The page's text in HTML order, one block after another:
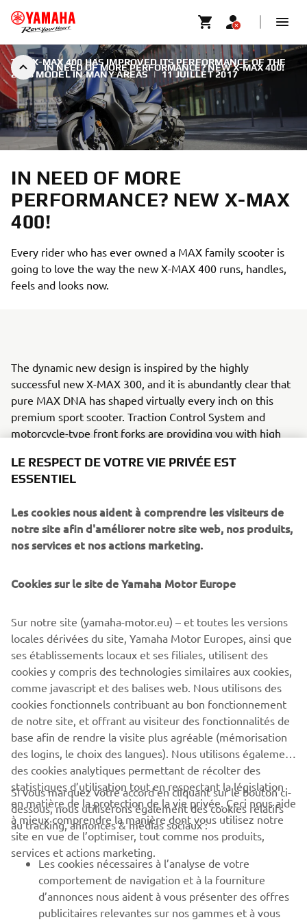
IN NEED OF MORE PERFORMANCE? NEW X-MAX 400!
THE X-MAX 400 HAS IMPROVED ITS PERFORMANCE OF THE
2018 MODEL IN MANY AREAS | 11 JUILLET 2017
IN NEED OF MORE
PERFORMANCE? NEW X-MAX
400!
Every rider who has ever owned a MAX family scooter is
going to love the way the new X-MAX 400 runs, handles,
feels and looks now.
The dynamic new design is inspired by the highly
successful new X-MAX 300, and it is abundantly clear that
pure MAX DNA has shaped virtually every inch on this
premium sport scooter. Traction Control System and
motorcycle-type front forks are providing you with high
the Smart Key ignition, parking brake, huge underseat
storage and LED lighting are making the X-MAX 400 the
New X-MAX 400!
And its unique combination of a lightweight and compact
sophisticated rider-assist technology ensures the X-MAX
400 is bringing an ideal balance of style, performance and
Monday to Friday there's no better way to get into the
city. And when it's time to relax, the X-MAX 400's high
comfort combined with strong engine and chassis
performance enable you to make the very most of your
precious leisure time.
CORPORATE
BUSINESS
PLUS DE YAMAHA
SOUTIEN
LE RESPECT DE VOTRE VIE PRIVÉE EST
ESSENTIEL
Les cookies nous aident à comprendre les visiteurs de
notre site afin d'améliorer notre site web, nos produits,
nos services et nos actions marketing.
Cookies sur le site de Yamaha Motor Europe
Sur notre site (yamaha-motor.eu) – et toutes les versions
locales dérivées du site, Yamaha Motor Europes, ainsi que
ses établissements locaux et ses filiales, utilisent des
cookies y compris des technologies similaires aux cookies,
comme javascript et des balises web. Nous utilisons des
cookies fonctionnels contribuant au bon fonctionnement
de notre site, et offrant au visiteur des fonctionnalités de
base afin de rendre la visite plus agréable (mémorisation
des logins, le choix des langues). Nous utilisons également
des cookies analytiques permettant de récolter des
statistiques d’utilisation tout en respectant la législation
en matière de la protection de la vie privée. Ceci nous aide
à mieux comprendre la manière dont vous utilisez notre
site en vue de l’optimiser, tout comme nos produits,
services et actions marketing.
Si vous marquez votre accord en cliquant sur le bouton ci-
dessous, nous utiliserons également des cookies relatifs
au tracking, annonces & médias sociaux :
Les cookies nécessaires à l’analyse de votre
comportement de navigation et à la fourniture
d’annonces nous aident à vous présenter des offres
publicitaires relevantes sur nos gammes et à vous